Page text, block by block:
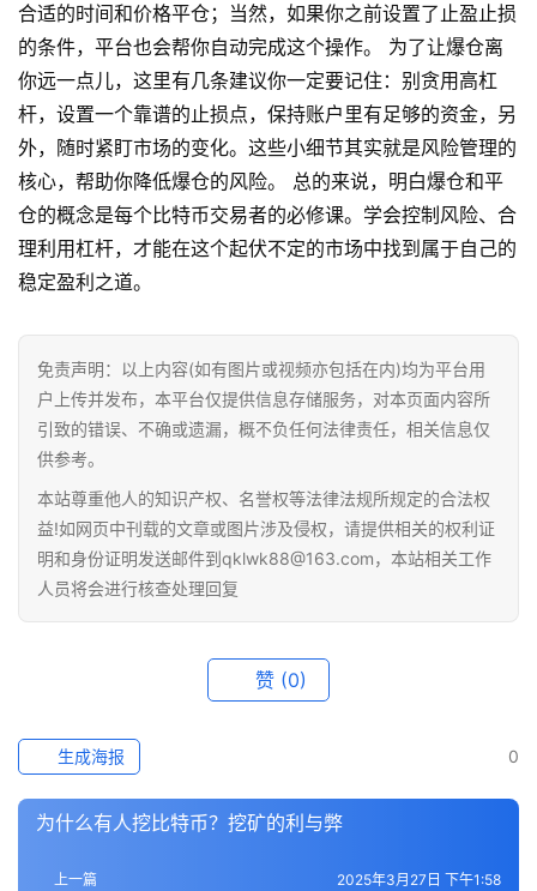
首
页
讯
合适的时间和价格平仓；当然，如果你之前设置了止盈止损
的条件，平台也会帮你自动完成这个操作。 为了让爆仓离
你远一点儿，这里有几条建议你一定要记住：别贪用高杠
杆，设置一个靠谱的止损点，保持账户里有足够的资金，另
外，随时紧盯市场的变化。这些小细节其实就是风险管理的
核心，帮助你降低爆仓的风险。 总的来说，明白爆仓和平
仓的概念是每个比特币交易者的必修课。学会控制风险、合
理利用杠杆，才能在这个起伏不定的市场中找到属于自己的
稳定盈利之道。
免责声明：以上内容(如有图片或视频亦包括在内)均为平台用
户上传并发布，本平台仅提供信息存储服务，对本页面内容所
引致的错误、不确或遗漏，概不负任何法律责任，相关信息仅
供参考。
本站尊重他人的知识产权、名誉权等法律法规所规定的合法权
益!如网页中刊载的文章或图片涉及侵权，请提供相关的权利证
明和身份证明发送邮件到qklwk88@163.com，本站相关工作
人员将会进行核查处理回复
赞 (0)
0
生成海报
为什么有人挖比特币？挖矿的利与弊
上一篇 2025年3月27日 下午1:58